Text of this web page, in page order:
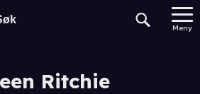
Meny
Ritchie